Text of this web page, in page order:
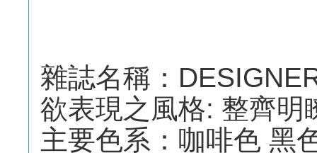
雜誌名稱：
欲表現之風格: 整齊明
主要色系：咖啡色 黑